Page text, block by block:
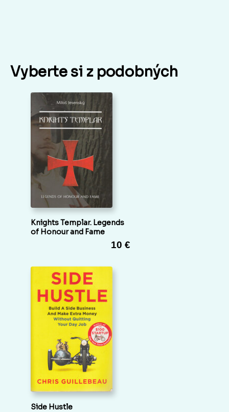
Vyberte si z podobných
Knights Templar. Legends
of Honour and Fame
10 €
Side Hustle